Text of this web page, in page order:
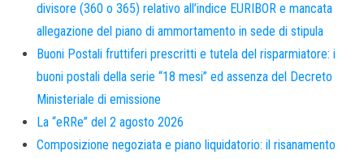
divisore (360 o 365) relativo all’indice EURIBOR e mancata
allegazione del piano di ammortamento in sede di stipula
Buoni Postali fruttiferi prescritti e tutela del risparmiatore: i
buoni postali della serie “18 mesi” ed assenza del Decreto
Ministeriale di emissione
La “eRRe” del 2 agosto 2026
Composizione negoziata e piano liquidatorio: il risanamento